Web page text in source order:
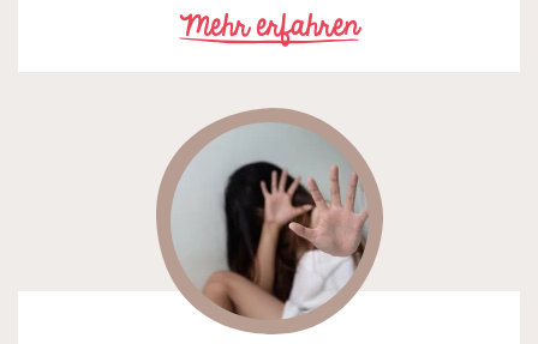
Mehr erfahrenzu Kidsnest